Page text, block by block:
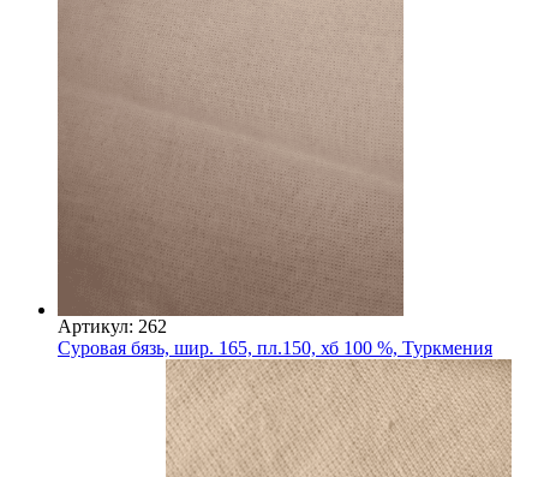
Артикул: 262
Суровая бязь, шир. 165, пл.150, хб 100 %, Туркмения